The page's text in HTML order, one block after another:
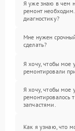
Я уже знаю в чем
ремонт
диагностику?
Мне нужен
сделать?
Я хочу, чтобы мое
ремонтировали
Я хочу, чтобы мое
ремонтировалось
запчастями.
Как я узнаю, что